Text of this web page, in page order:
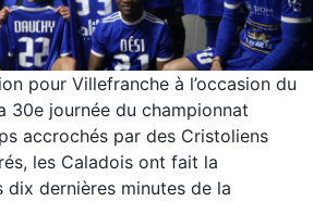
pour Villefranche à l’occasion du
30e journée du championnat
accrochés par des Cristoliens
les Caladois ont fait la
dix dernières minutes de la